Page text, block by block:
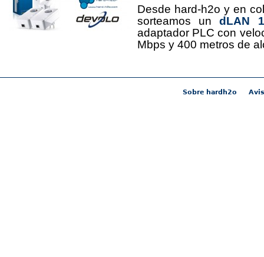
Desde hard-h2o y en
sorteamos undLAN
adaptador PLC con
Mbps y 400 metros de
Sobre hardh2o